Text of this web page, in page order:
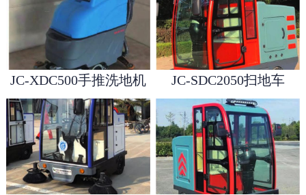
1 2 3
JC-XDC500手推洗地机 JC-SDC2050扫地车